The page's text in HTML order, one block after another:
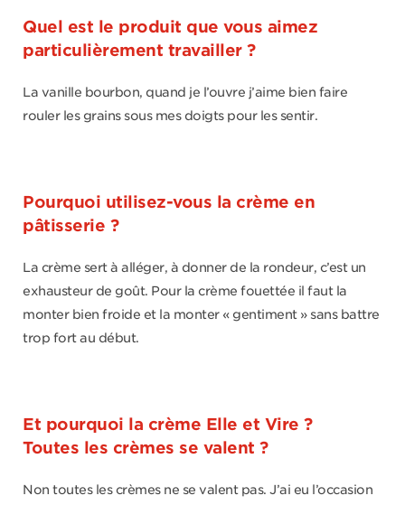
Quel est le produit que vous aimez
particulièrement travailler ?
La vanille bourbon, quand je l’ouvre j’aime bien faire
rouler les grains sous mes doigts pour les sentir.
Pourquoi utilisez-vous la crème en
pâtisserie ?
La crème sert à alléger, à donner de la rondeur, c’est un
exhausteur de goût. Pour la crème fouettée il faut la
monter bien froide et la monter « gentiment » sans battre
trop fort au début.
Et pourquoi la crème Elle et Vire ?
Toutes les crèmes se valent ?
Non toutes les crèmes ne se valent pas. J’ai eu l’occasion